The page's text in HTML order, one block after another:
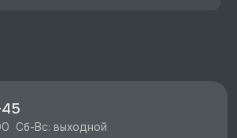
- 5594 руб.
в Москве, Санкт-
Сб-Вс: выходной